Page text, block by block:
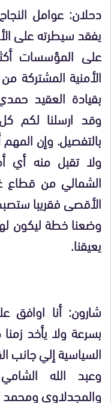
دحلان: عوامل
يفقد سيطرته على
على المؤسسات
الأمنية المشتركة
بقيادة العقيد
وقد ارسلنا لكم
بالتفصيل. وإن
ولا تقبل منه أي
الشمالي من قطاع
الأقصى فقريبا
وضعنا خطة ليكون
يعيقنا.
شارون: أنا
بسرعة ولا يأخد
السياسية إلي جانب
وعبد الله
والمجدلاوي ومحمد